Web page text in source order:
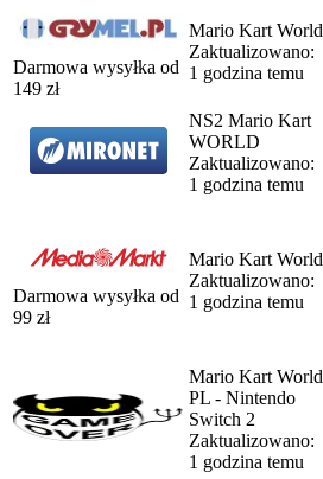
Darmowa wysyłka od
149 zł
Mario Kart World
Zaktualizowano:
1 godzina temu
NS2 Mario Kart
WORLD
Zaktualizowano:
1 godzina temu
Darmowa wysyłka od
99 zł
Mario Kart World
Zaktualizowano:
1 godzina temu
Mario Kart World
PL - Nintendo
Switch 2
Zaktualizowano:
1 godzina temu